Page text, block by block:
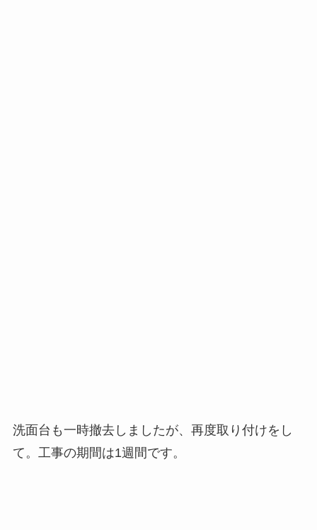
洗面台も一時撤去しましたが、再度取り付けをし
て。工事の期間は1週間です。